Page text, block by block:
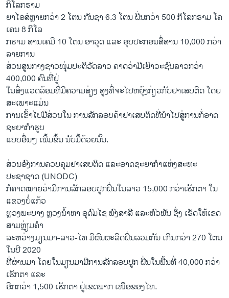
ກິໂລກຣາມ
ຍາໄອສ໌ຫຼາຍກວ່າ 2 ໂຕນ ກັນຊາ 6.3 ໂຕນ ຝິ່ນກວ່າ 500 ກິໂລກຣາມ ໂຄ
ເຄນ 8 ກິໂລ
ກຣາມ ສານເຄມີ 10 ໂຕນ ອາວຸດ ແລະ ອຸບປະກອນສື່ສານ 10,000 ກວ່າ
ລາຍການ
ສ່ວນສູນກາງຊາວໜຸ່ມປະຕິວັດລາວ ຄາດວ່າມີເຍົາວະຊົນລາວກວ່າ
400,000 ຄົນທີ່ຢູ່
ໃນສິ່ງແວດລ້ອມທີ່ມີຄວາມສ່ຽງ ສູງທີ່ຈະໄປຫຍຸ້ງກ່ຽວກັບຢາເສບຕິດ ໂດຍ
ສະເພາະແມ່ນ
ການເຂົ້າໄປມີສ່ວນໃນ ການລັກລອບຄ້າຢາເສບຕິດທີ່ນຳໄປສູ່ການກໍ່ອາດ
ຊະຍາກຳຮູບ
ແບບອື່ນໆ ເພີ້ມຂຶ້ນ ນັບມື້ດ້ວຍນັ້ນ.
ສ່ວນອົງການຄວບຄຸມຢາເສບຕິດ ແລະອາດຊະຍາກຳແຫ່ງສະຫະ
ປະຊາຊາດ (UNODC)
ກໍຄາດໝາຍວ່າມີການລັກລອບປູກຝິ່ນໃນລາວ 15,000 ກວ່າເຮັກຕາ ໃນ
ແຂວງບໍ່ແກ້ວ
ຫຼວງພະບາງ ຫຼວງນໍ້າຫາ ອຸດົມໄຊ ພົງສາລີ ແລະຫົວພັນ ຊຶ່ງ ເຮັດໃຫ້ເຂດ
ສາມຫຼ່ຽມຄຳ
ລະຫວ່າງມຽນມາ-ລາວ-ໄທ ມີຜົນຜະລິດຝິ່ນລວມກັນ ເກີນກວ່າ 270 ໂຕນ
ໃນປີ 2020
ທີ່ຜ່ານມາ ໂດຍໃນມຽນມາມີການລັກລອບປູກ ຝິ່ນໃນພື້ນທີ່ 40,000 ກວ່າ
ເຮັກຕາ ແລະ
ອີກກວ່າ 1,500 ເຮັກຕາ ຢູ່ເຂດພາກ ເໜືອຂອງໄທ.